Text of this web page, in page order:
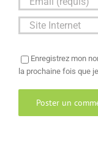
Enregistrez mon
la prochaine fois que